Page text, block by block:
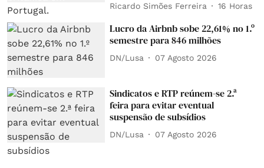
Ricardo Simões Ferreira 16 Horas
Lucro da Airbnb sobe 22,61% no 1.º
semestre para 846 milhões
DN/Lusa 07 Agosto 2026
Sindicatos e RTP reúnem-se 2.ª
feira para evitar eventual
suspensão de subsídios
DN/Lusa 07 Agosto 2026